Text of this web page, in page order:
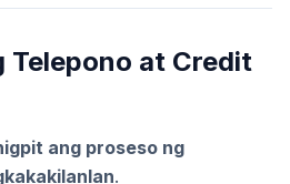
Telepono at Credit
ang proseso ng
.